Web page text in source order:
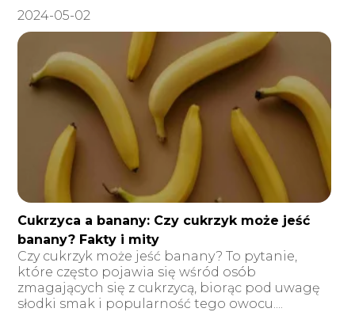
2024-05-02
Cukrzyca a banany: Czy cukrzyk może jeść
banany? Fakty i mity
Czy cukrzyk może jeść banany? To pytanie,
które często pojawia się wśród osób
zmagających się z cukrzycą, biorąc pod uwagę
słodki smak i popularność tego owocu....